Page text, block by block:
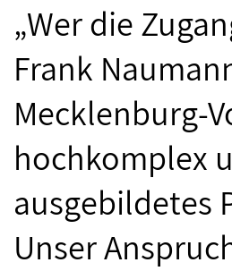
„Wer die
Frank
Mecklenburg-
hochkomplex
ausgebildetes
Unser